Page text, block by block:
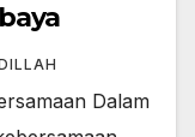
Dalam